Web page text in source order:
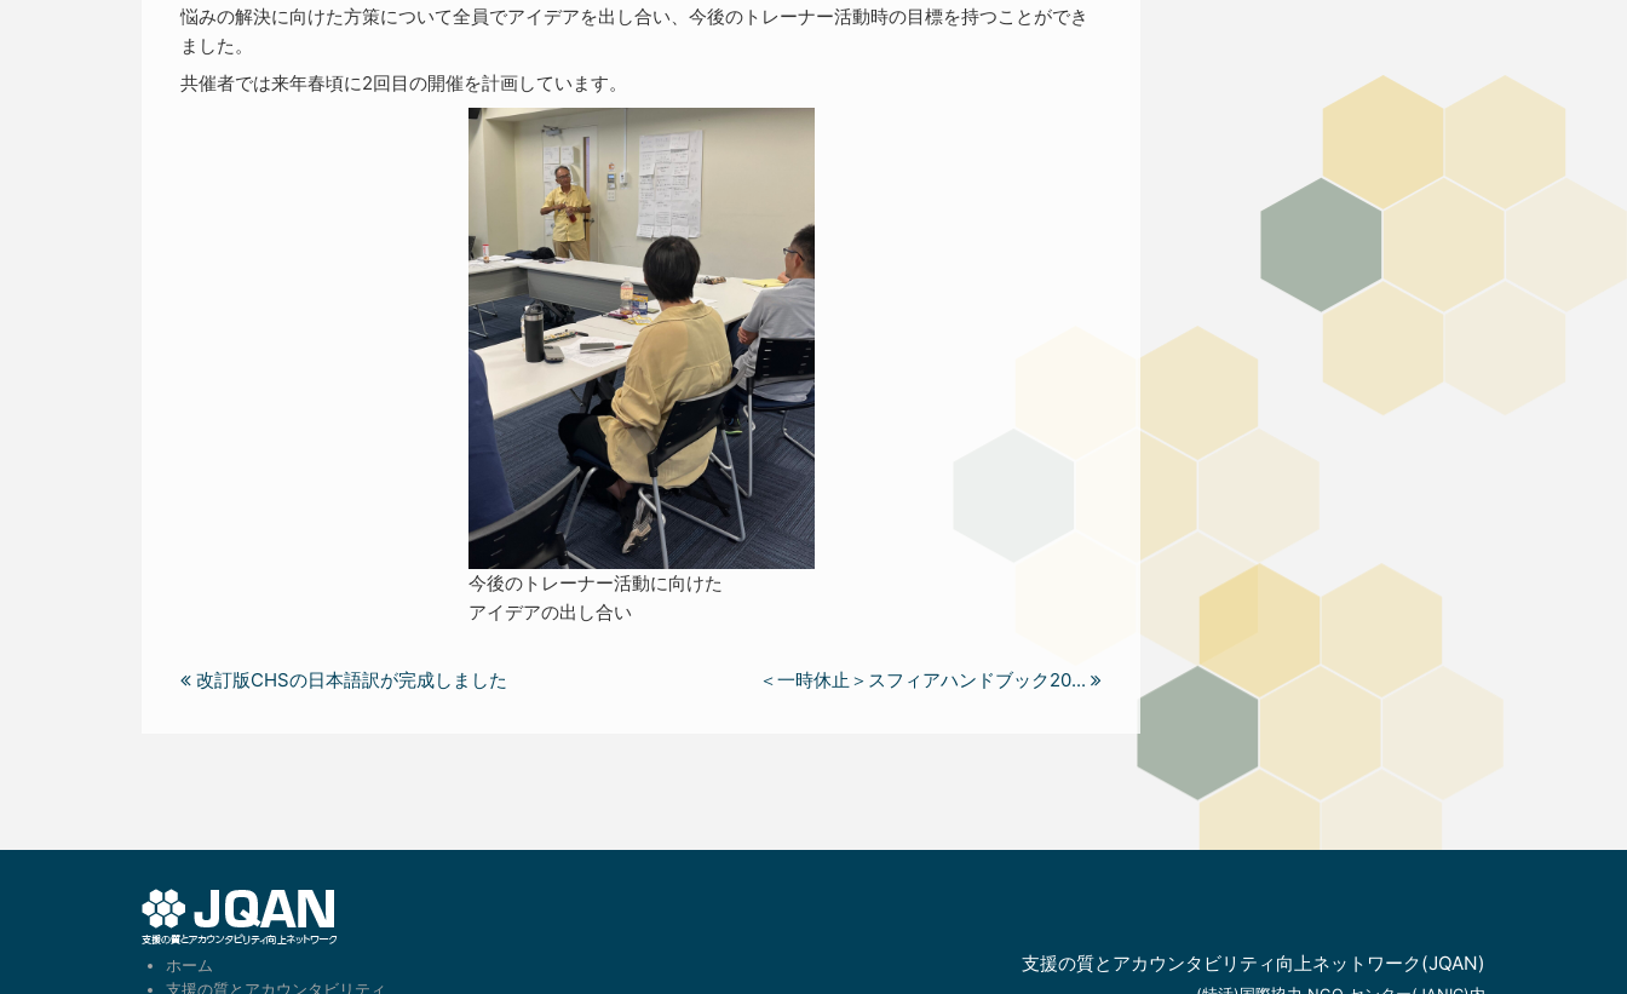
悩みの解決に向けた方策について全員でアイデアを出し合い、今後のトレーナー活動時の目標を持つことができ
ました。
共催者では来年春頃に2回目の開催を計画しています。
今後のトレーナー活動に向けた
アイデアの出し合い
改訂版CHSの日本語訳が完成しました ＜一時休止＞スフィアハンドブック20...
ホーム
支援の質とアカウンタビリティ
支援の質とアカウンタビリティ向上ネットワーク(JQAN)